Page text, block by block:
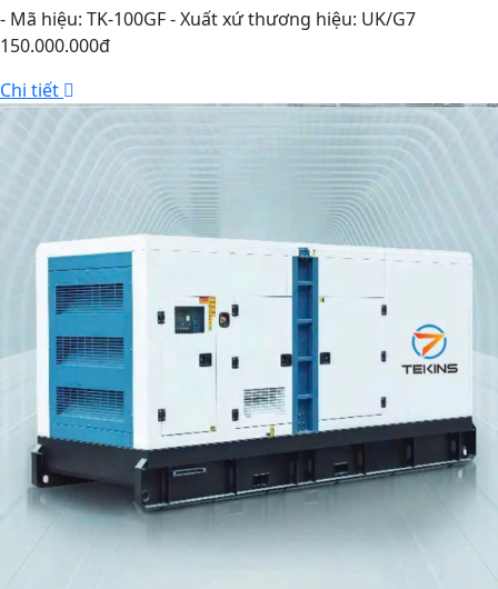
- Mã hiệu: TK-100GF - Xuất xứ thương hiệu: UK/G7
150.000.000đ
Chi tiết